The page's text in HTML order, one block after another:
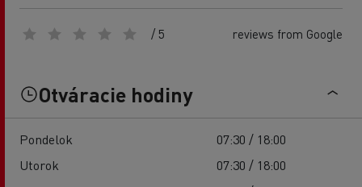
/ 5 reviews from Google
Otváracie hodiny
Pondelok
07:30 / 18:00
Utorok
07:30 / 18:00